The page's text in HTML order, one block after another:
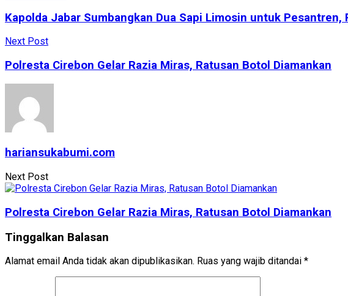
Kapolda Jabar Sumbangkan Dua Sapi Limosin untuk
Next Post
Polresta Cirebon Gelar Razia Miras, Ratusan Botol Diamankan
hariansukabumi.com
Next Post
Polresta Cirebon Gelar Razia Miras, Ratusan Botol Diamankan
Tinggalkan Balasan
Alamat email Anda tidak akan dipublikasikan. Ruas yang wajib ditandai *